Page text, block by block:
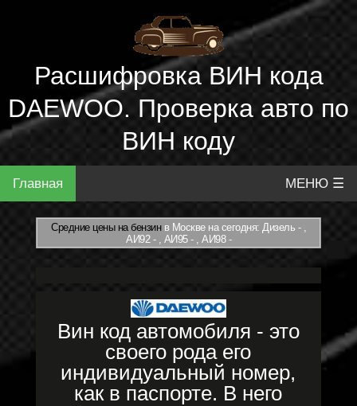
Расшифровка ВИН кода
DAEWOO. Проверка авто по
ВИН коду
Главная МЕНЮ ☰
Средние цены на бензинв Москве на сегодня: Дизель - ,
АИ92 - , АИ95 - , АИ98 -
Вин код автомобиля - это
своего рода его
индивидуальный номер,
как в паспорте. В него